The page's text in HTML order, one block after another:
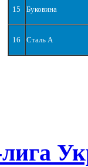
15 Буковина
16 Сталь А